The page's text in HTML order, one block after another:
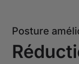
Posture